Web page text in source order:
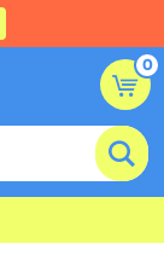
0